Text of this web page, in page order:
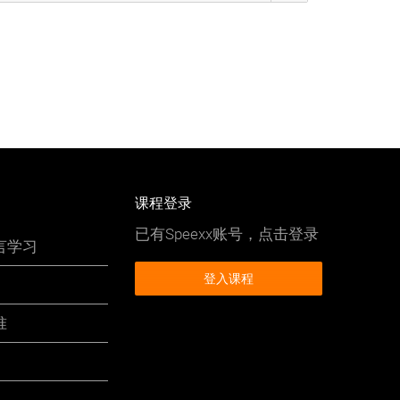
学习
课程登录
已有Speexx账号，点击登录
登入课程